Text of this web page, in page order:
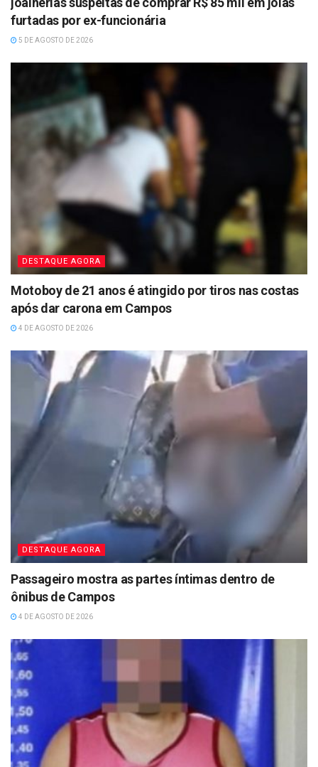
furtadas por ex-funcionária
5 DE AGOSTO DE 2026
DESTAQUE AGORA
Motoboy de 21 anos é atingido por tiros nas costas
após dar carona em Campos
4 DE AGOSTO DE 2026
DESTAQUE AGORA
Passageiro mostra as partes íntimas dentro de
ônibus de Campos
4 DE AGOSTO DE 2026